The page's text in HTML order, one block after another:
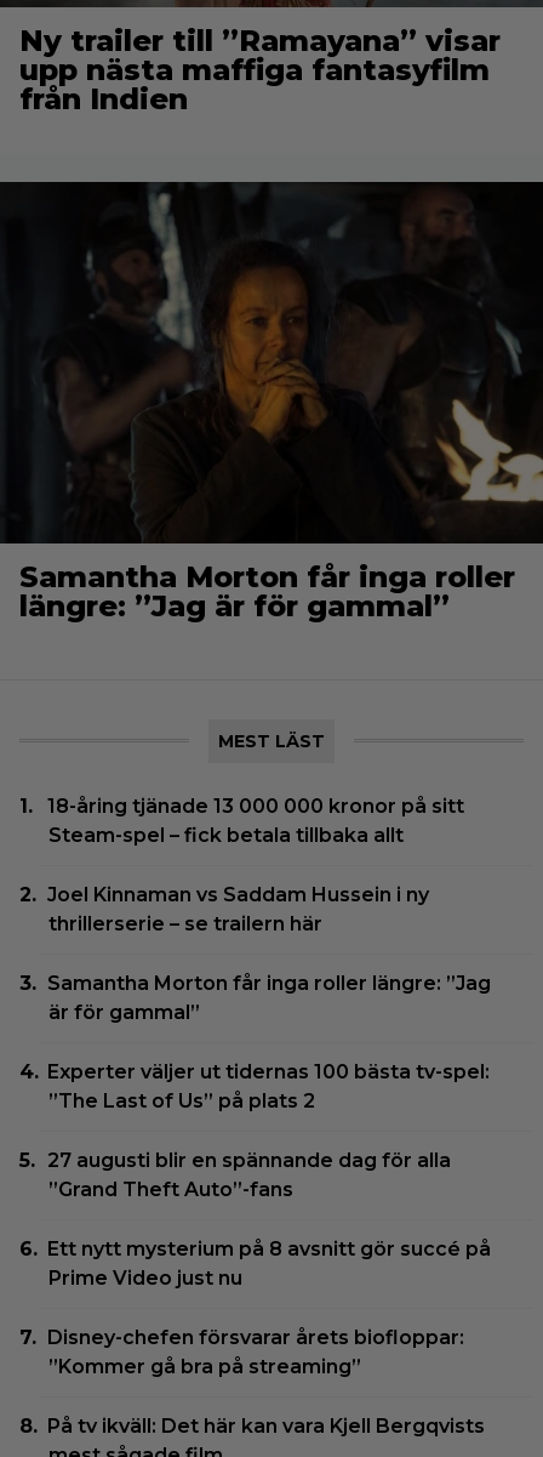
Ny trailer till ”Ramayana” visar
upp nästa maffiga fantasyfilm
från Indien
Samantha Morton får inga roller
längre: ”Jag är för gammal”
MEST LÄST
18-åring tjänade 13 000 000 kronor på sitt
Steam-spel – fick betala tillbaka allt
Joel Kinnaman vs Saddam Hussein i ny
thrillerserie – se trailern här
Samantha Morton får inga roller längre: ”Jag
är för gammal”
Experter väljer ut tidernas 100 bästa tv-spel:
”The Last of Us” på plats 2
27 augusti blir en spännande dag för alla
”Grand Theft Auto”-fans
Ett nytt mysterium på 8 avsnitt gör succé på
Prime Video just nu
Disney-chefen försvarar årets biofloppar:
”Kommer gå bra på streaming”
På tv ikväll: Det här kan vara Kjell Bergqvists